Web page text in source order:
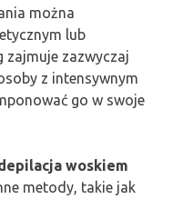
można
lub
zajmuje zazwyczaj
z intensywnym
go w swoje
woskiem
metody, takie jak